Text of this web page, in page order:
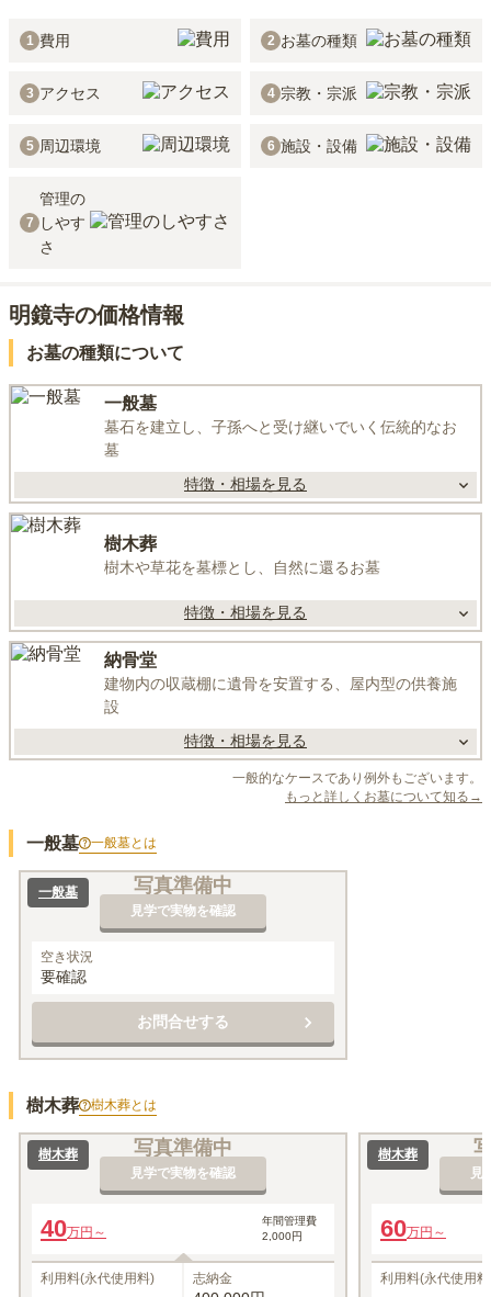
1 費用 2 お墓の種類
3 アクセス 4 宗教・宗派
5 周辺環境 6 施設・設備
7
管理の
しやす
さ
明鏡寺の価格情報
お墓の種類について
一般墓
墓石を建立し、子孫へと受け継いでいく伝統的なお
墓
特徴・相場を見る
樹木葬
樹木や草花を墓標とし、自然に還るお墓
特徴・相場を見る
納骨堂
建物内の収蔵棚に遺骨を安置する、屋内型の供養施
設
特徴・相場を見る
一般的なケースであり例外もございます。
もっと詳しくお墓について知る→
一般墓 一般墓とは
写真準備中
見学で実物を確認
一般墓
空き状況
要確認
お問合せする
樹木葬 樹木葬とは
写真準備中
見学で実物を確認
樹木葬
40万円～
年間管理費
2,000円
利用料(永代使用料) 志納金
見
樹木葬
60万円～
利用料(永代使用